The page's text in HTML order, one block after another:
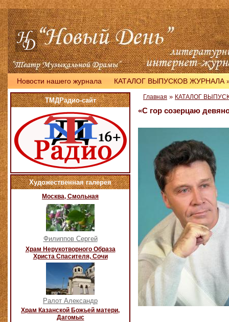
Новости нашего журнала КАТАЛОГ ВЫПУСКОВ ЖУРНАЛА
ТМДРадио-сайт
Художественная галерея
Москва, Смольная
Филиппов Сергей
Храм Нерукотворного Образа
Христа Спасителя, Сочи
Ралот Александр
Храм Казанской Божьей матери,
Дагомыс
Главная » КАТАЛОГ
«С гор созерцаю